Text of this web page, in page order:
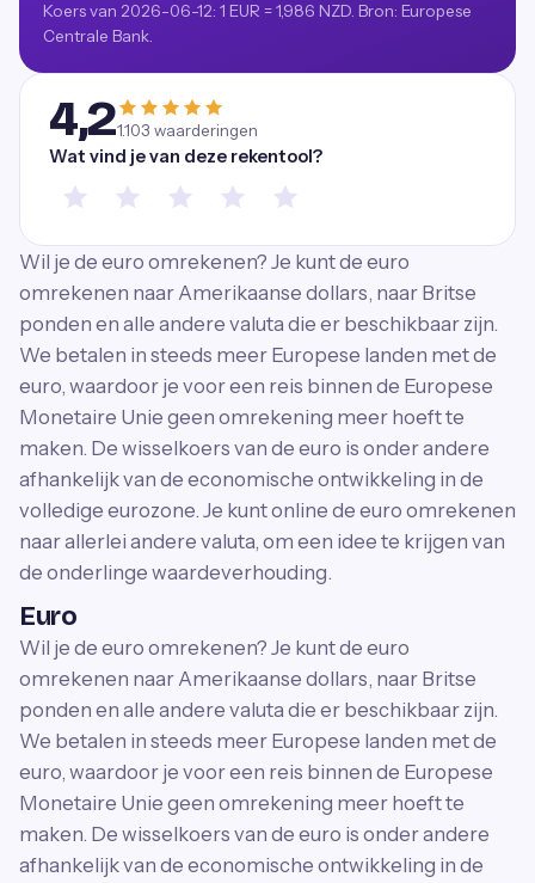
Koers van 2026-06-12: 1 EUR = 1,986 NZD. Bron: Europese
Centrale Bank.
4,21.103 waarderingen
Wat vind je van deze rekentool?
Wil je de euro omrekenen? Je kunt de euro
omrekenen naar Amerikaanse dollars, naar Britse
ponden en alle andere valuta die er beschikbaar zijn.
We betalen in steeds meer Europese landen met de
euro, waardoor je voor een reis binnen de Europese
Monetaire Unie geen omrekening meer hoeft te
maken. De wisselkoers van de euro is onder andere
afhankelijk van de economische ontwikkeling in de
volledige eurozone. Je kunt online de euro omrekenen
naar allerlei andere valuta, om een idee te krijgen van
de onderlinge waardeverhouding.
Euro
Wil je de euro omrekenen? Je kunt de euro
omrekenen naar Amerikaanse dollars, naar Britse
ponden en alle andere valuta die er beschikbaar zijn.
We betalen in steeds meer Europese landen met de
euro, waardoor je voor een reis binnen de Europese
Monetaire Unie geen omrekening meer hoeft te
maken. De wisselkoers van de euro is onder andere
afhankelijk van de economische ontwikkeling in de